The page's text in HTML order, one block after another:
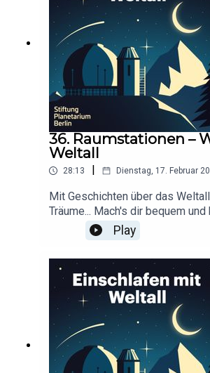
BerlinRedaktion: Dr. Felix
Staesche, Ghazal WeberStimme:
StaescheCover-Artwork von
36. Raumstationen –
Weltall
28:13 Dienstag, 17. Februar
Mit Geschichten über das
Träume... Mach's dir bequem
ein!Dieser Podcast wird durch
finanziert. Infos und Angebote
Werbepartner:
https://linktr.ee/
t von Tim Rodenkirchen für
Kooperation mit der Stiftung
BerlinRedaktion: Dr. Felix
Staesche, Ghazal WeberStimme:
StaescheCover-Artwork von
Play